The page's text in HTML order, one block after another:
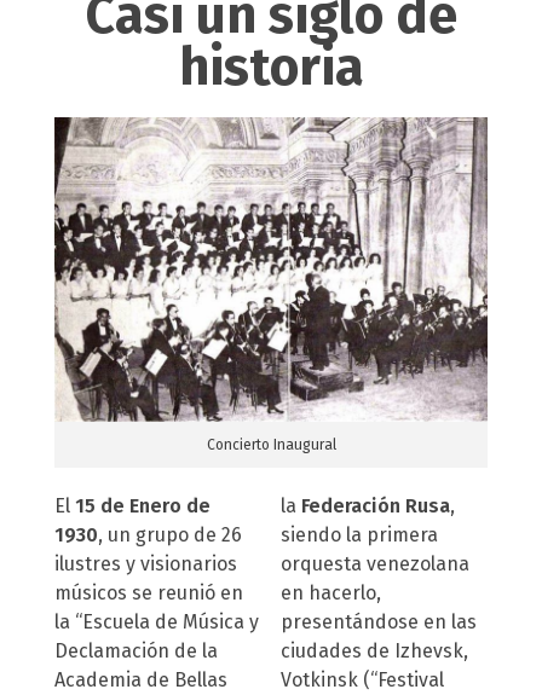
Casi un siglo de
historia
Concierto Inaugural
El 15 de Enero de
1930, un grupo de 26
ilustres y visionarios
músicos se reunió en
la “Escuela de Música y
Declamación de la
Academia de Bellas
la Federación Rusa,
siendo la primera
orquesta venezolana
en hacerlo,
presentándose en las
ciudades de Izhevsk,
Votkinsk (“Festival